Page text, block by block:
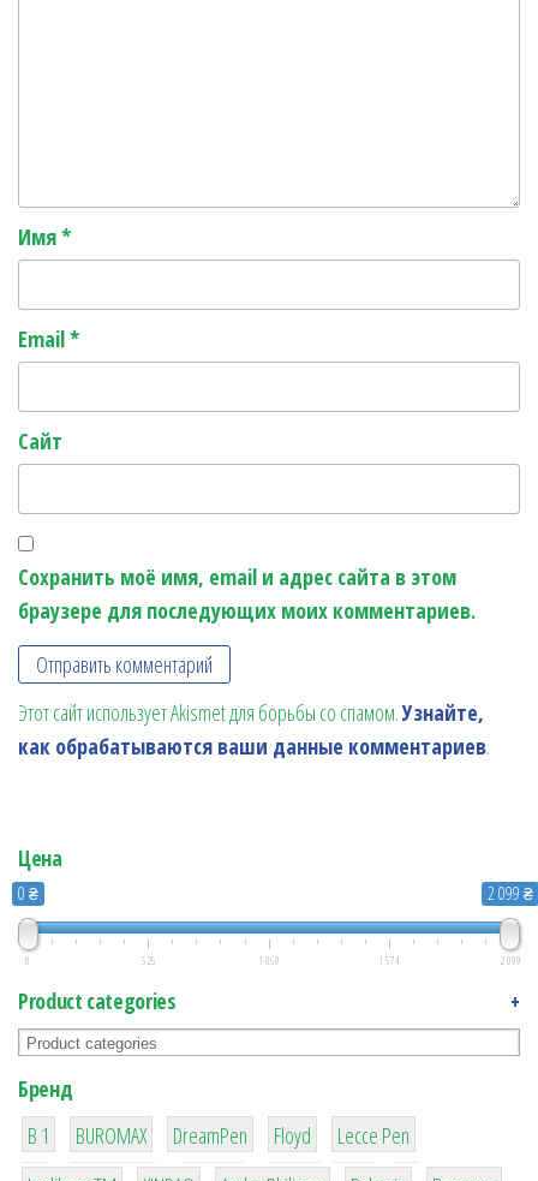
Имя*
Email*
Сайт
Сохранить моё имя, email и адрес сайта в этом
браузере для последующих моих комментариев.
Этот сайт использует Akismet для борьбы со спамом.Узнайте,
как обрабатываются ваши данные комментариев.
Цена
0 ₴ 2 099 ₴
0 525 1 050 1 574 2 099
Product categories +
Бренд
B 1
1
BUROMAX
1
DreamPen
2
Floyd
2
Lecce Pen
3 3 1 4 26